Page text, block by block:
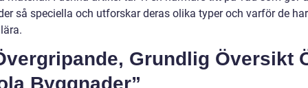
så speciella och utforskar deras olika typer och varför de
Grundlig Översikt
Byggnader”